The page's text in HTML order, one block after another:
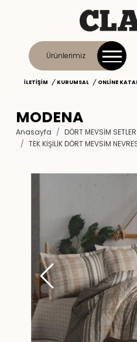
Ürünlerimiz
İLETIŞIM KURUMSAL ONLINE
MODENA
Anasayfa
DÖRT MEVSİM SETLER
TEK KIŞILIK DÖRT MEVSIM